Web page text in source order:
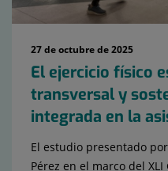
27 de octubre de 2025
El ejercicio físico
transversal y
integrada en la
El estudio presentado
Pérez en el marco del XLI